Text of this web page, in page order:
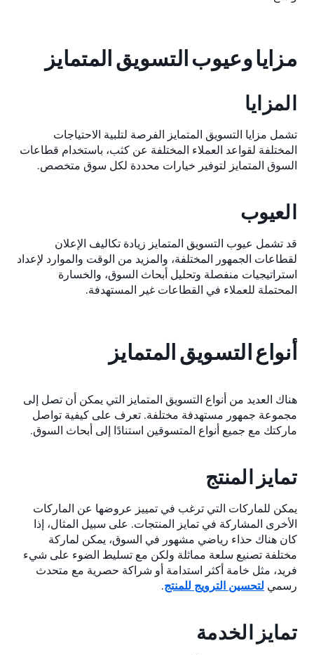
مزايا وعيوب التسويق المتمايز
المزايا
تشمل مزايا التسويق المتمايز الفرصة لتلبية الاحتياجات
المختلفة لقواعد العملاء المختلفة عن كثب، باستخدام قطاعات
السوق المتمايز لتوفير خيارات محددة لكل سوق متخصص.
العيوب
قد تشمل عيوب التسويق المتمايز زيادة تكاليف الإعلان
لقطاعات الجمهور المختلفة، والمزيد من الوقت والموارد لإعداد
استراتيجيات منفصلة وتحليل أبحاث السوق، والخسارة
المحتملة للعملاء في القطاعات غير المستهدفة.
أنواع التسويق المتمايز
هناك العديد من أنواع التسويق المتمايز التي يمكن أن تصل إلى
مجموعة جمهور مستهدفة مختلفة. تعرف على كيفية تواصل
ماركتك مع جميع أنواع المتسوقين استنادًا إلى أبحاث السوق.
تمايز المنتج
يمكن للماركات التي ترغب في تمييز عروضها عن الماركات
الأخرى المشاركة في تمايز المنتجات. على سبيل المثال، إذا
كان هناك حذاء رياضي مشهور في السوق، يمكن لماركة
مختلفة تصنيع سلعة مماثلة ولكن مع تسليط الضوء على شيء
فريد، مثل خامة أكثر استدامة أو شراكة حصرية مع متحدث
رسمي لتحسين الترويج للمنتج.
تمايز الخدمة